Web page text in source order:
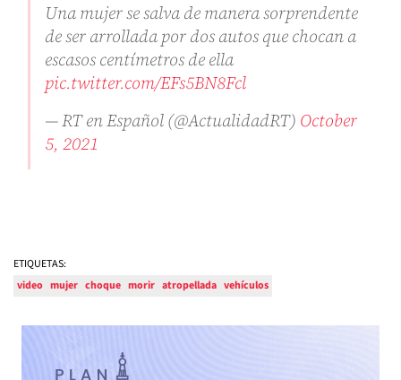
Una mujer se salva de manera sorprendente
de ser arrollada por dos autos que chocan a
escasos centímetros de ella
pic.twitter.com/EFs5BN8Fcl
— RT en Español (@ActualidadRT) October
5, 2021
ETIQUETAS:
video mujer choque morir atropellada vehículos